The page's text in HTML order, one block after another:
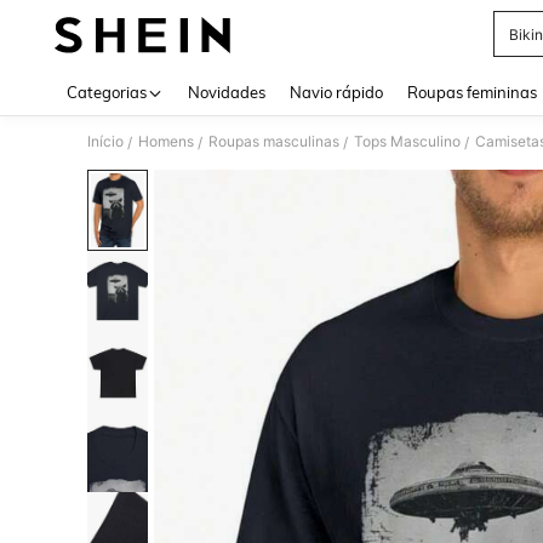
Categorias Novidades Navio rápido Roupas femininas
Início / Homens / Roupas masculinas / Tops Masculino /